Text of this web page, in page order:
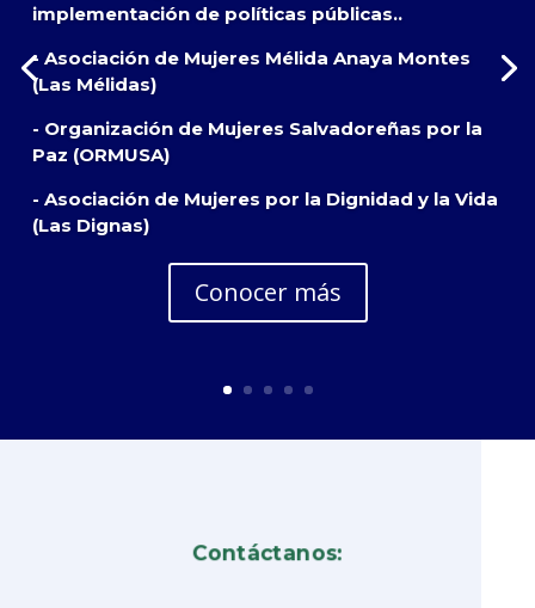
implementación de políticas públicas..
- Asociación de Mujeres Mélida Anaya Montes
(Las Mélidas)
- Organización de Mujeres Salvadoreñas por la
Paz (ORMUSA)
- Asociación de Mujeres por la Dignidad y la Vida
(Las Dignas)
Conocer más
Contáctanos: